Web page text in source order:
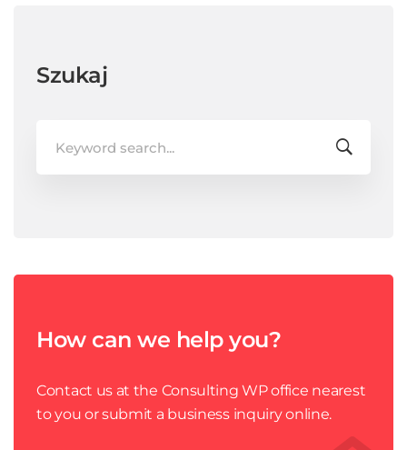
Szukaj
How can we help you?
Contact us at the Consulting WP office nearest
to you or submit a business inquiry online.